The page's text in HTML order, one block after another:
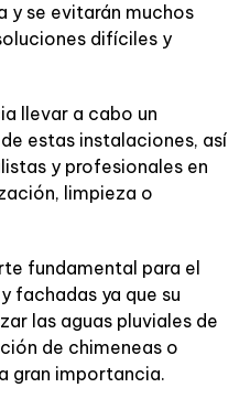
y se evitarán muchos
difíciles y
llevar a cabo un
estas instalaciones, así
y profesionales en
limpieza o
fundamental para el
fachadas ya que su
las aguas pluviales de
de chimeneas o
gran importancia.